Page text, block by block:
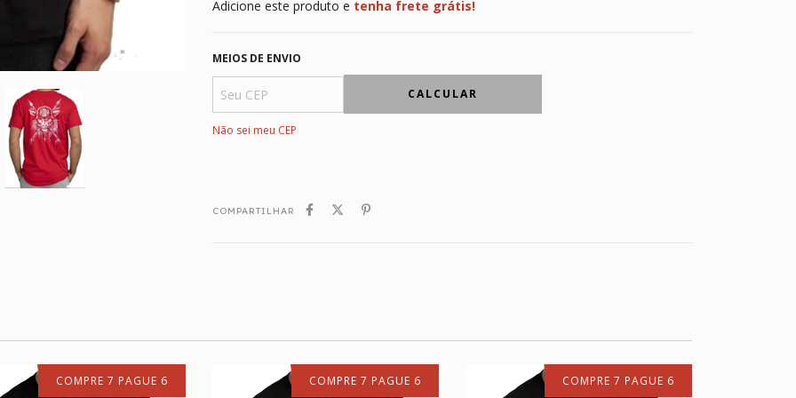
Adicione este produto e tenha frete grátis!
MEIOS DE ENVIO
CALCULAR
Não sei meu CEP
COMPARTILHAR
COMPRE 7 PAGUE 6 COMPRE 7 PAGUE 6 COMPRE 7 PAGUE 6